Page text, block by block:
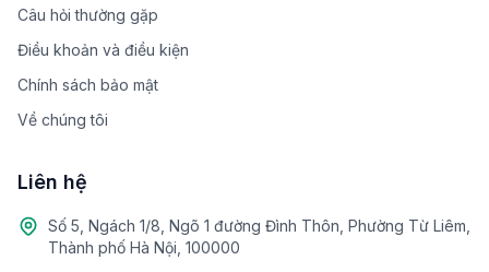
Câu hỏi thường gặp
Điều khoản và điều kiện
Chính sách bảo mật
Về chúng tôi
Liên hệ
Số 5, Ngách 1/8, Ngõ 1 đường Đình Thôn, Phường Từ Liêm,
Thành phố Hà Nội, 100000